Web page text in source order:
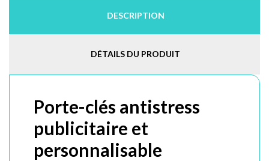
DESCRIPTION
DÉTAILS DU PRODUIT
Porte-clés antistress
publicitaire et
personnalisable